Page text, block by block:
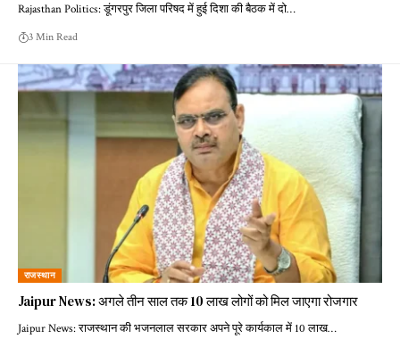
Rajasthan Politics: डूंगरपुर जिला परिषद में हुई दिशा की बैठक में दो…
3 Min Read
राजस्थान
Jaipur News: अगले तीन साल तक 10 लाख लोगों को मिल जाएगा रोजगार
Jaipur News: राजस्थान की भजनलाल सरकार अपने पूरे कार्यकाल में 10 लाख…